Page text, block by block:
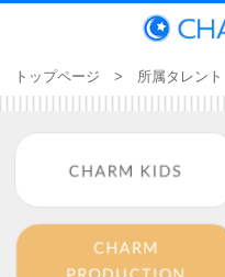
トップページ > 所属タレント